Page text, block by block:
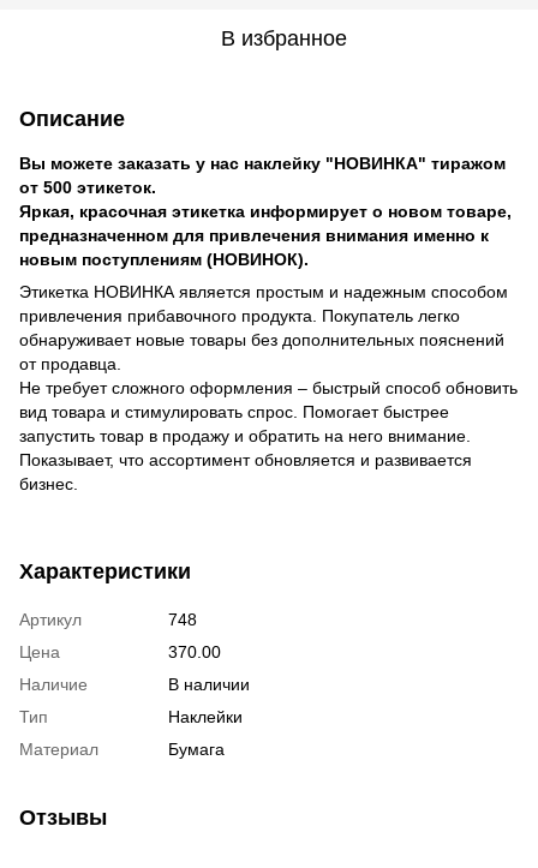
В избранное
Описание
Вы можете заказать у нас наклейку "НОВИНКА" тиражом
от 500 этикеток.
Яркая, красочная этикетка информирует о новом товаре,
предназначенном для привлечения внимания именно к
новым поступлениям (НОВИНОК).
Этикетка НОВИНКА является простым и надежным способом
привлечения прибавочного продукта. Покупатель легко
обнаруживает новые товары без дополнительных пояснений
от продавца.
Не требует сложного оформления – быстрый способ обновить
вид товара и стимулировать спрос. Помогает быстрее
запустить товар в продажу и обратить на него внимание.
Показывает, что ассортимент обновляется и развивается
бизнес.
Характеристики
Артикул
748
Цена
370.00
Наличие
В наличии
Тип
Наклейки
Материал
Бумага
Отзывы